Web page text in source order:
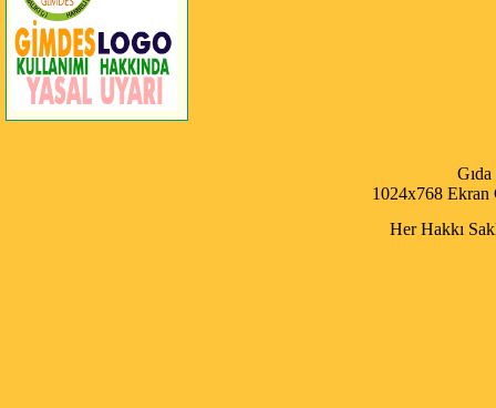
1024x768 Ekran
Her Hakkı